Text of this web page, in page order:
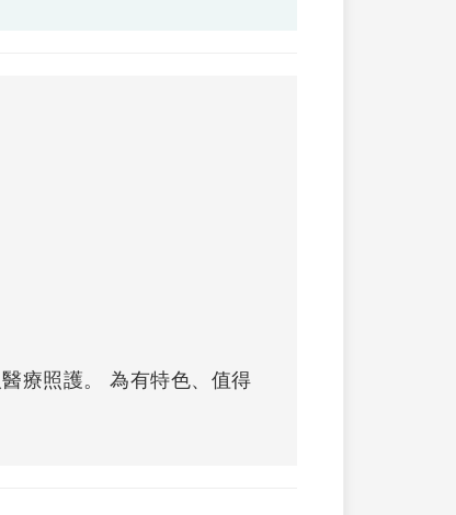
療照護。 為有特色、值得